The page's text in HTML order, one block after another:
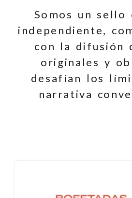
Somos un sello
independiente,
con la difusión
originales y
desafían los
narrativa